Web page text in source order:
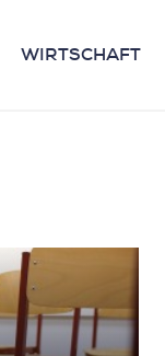
WIRTSCHAFT